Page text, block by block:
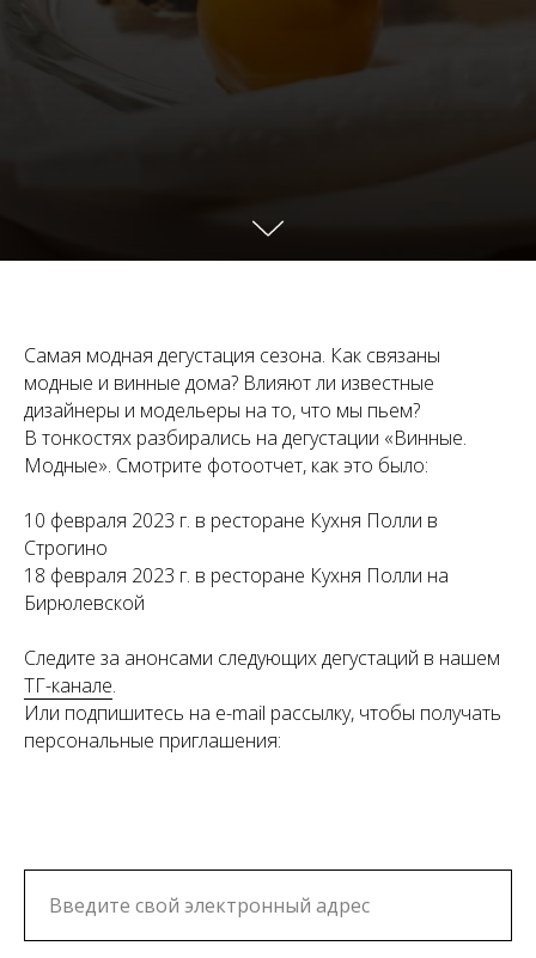
Самая модная дегустация сезона. Как связаны
модные и винные дома? Влияют ли известные
дизайнеры и модельеры на то, что мы пьем?
В тонкостях разбирались на дегустации «Винные.
Модные». Смотрите фотоотчет, как это было:
10 февраля 2023 г. в ресторане Кухня Полли в
Строгино
18 февраля 2023 г. в ресторане Кухня Полли на
Бирюлевской
Следите за анонсами следующих дегустаций в нашем
ТГ-канале.
Или подпишитесь на e-mail рассылку, чтобы получать
персональные приглашения: